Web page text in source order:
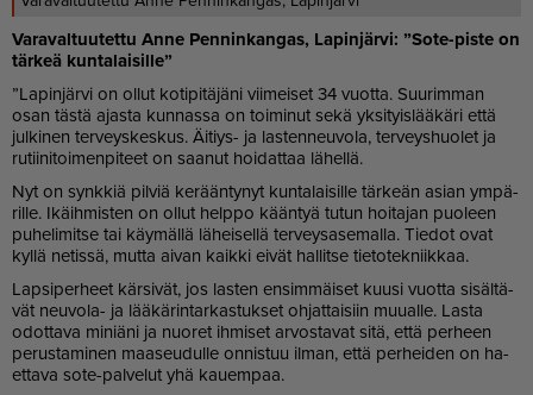
Va­ra­val­tuu­tet­tu An­ne Pen­nin­kan­gas, La­pin­jär­vi: ”Sote-pis­te on
tär­keä kun­ta­lai­sil­le”
”La­pin­jär­vi on ol­lut ko­ti­pi­tä­jä­ni vii­mei­set 34 vuot­ta. Suu­rim­man
osan täs­tä ajas­ta kun­nas­sa on toi­mi­nut sekä yk­si­tyis­lää­kä­ri et­tä
jul­ki­nen ter­veys­kes­kus. Äi­tiys- ja las­ten­neu­vo­la, ter­veys­huo­let ja
ru­tii­ni­toi­men­pi­teet on saa­nut hoi­dat­taa lä­hel­lä.
Nyt on synk­kiä pil­viä ke­rään­ty­nyt kun­ta­lai­sil­le tär­ke­än asi­an ym­pä­
ril­le. Ikäih­mis­ten on ol­lut help­po kään­tyä tu­tun hoi­ta­jan puo­leen
pu­he­li­mit­se tai käy­mäl­lä lä­hei­sel­lä ter­vey­sa­se­mal­la. Tie­dot ovat
kyl­lä ne­tis­sä, mut­ta ai­van kaik­ki ei­vät hal­lit­se tie­to­tek­niik­kaa.
Lap­si­per­heet kär­si­vät, jos las­ten en­sim­mäi­set kuu­si vuot­ta si­säl­tä­
vät neu­vo­la- ja lää­kä­rin­tar­kas­tuk­set oh­jat­tai­siin muu­al­le. Las­ta
odot­ta­va mi­ni­ä­ni ja nuo­ret ih­mi­set ar­vos­ta­vat sitä, et­tä per­heen
pe­rus­ta­mi­nen maa­seu­dul­le on­nis­tuu il­man, et­tä per­hei­den on ha­
et­ta­va sote-pal­ve­lut yhä kau­em­paa.